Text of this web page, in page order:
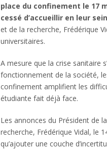
place du confinement le 17
cessé d’accueillir en leur
et de la recherche, Frédérique
universitaires.
A mesure que la crise sanitaire
fonctionnement de la société,
confinement amplifient les
étudiante fait déjà face.
Les annonces du Président de
recherche, Frédérique Vidal, le
qu’ajouter une couche